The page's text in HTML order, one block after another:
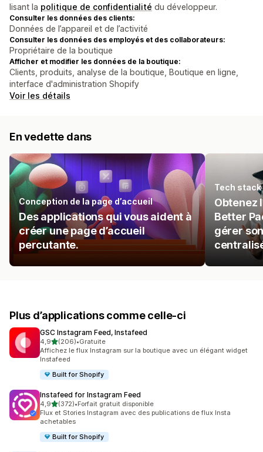
lisant la politique de confidentialité du développeur.
Consulter les données des clients:
Données de l’appareil et de l’activité
Consulter les données des employés et des collaborateurs:
Propriétaire de la boutique
Afficher et modifier les données de la boutique:
Clients, produits, analyse de la boutique, Boutique en ligne,
interface d'administration Shopify
Voir les détails
En vedette dans
Conception de la page d’accueil
Des applications qui vous aident à
créer une page d’accueil
percutante.
Tech stack
Obtenez
Better
gérer
Plus d’applications comme celle-ci
GSC Instagram Feed, Instafeed
4,9étoile(s) sur 5
(206)
206 avis au total
•Gratuite
Affichez le flux Instagram sur la boutique avec un élégant widget
Instafeed
Built for Shopify
Instafeed for Instagram Feed
4,9étoile(s) sur 5
(372)
372 avis au total
•Forfait gratuit disponible
Flux et Stories Instagram avec des publications de flux Insta
achetables
Built for Shopify